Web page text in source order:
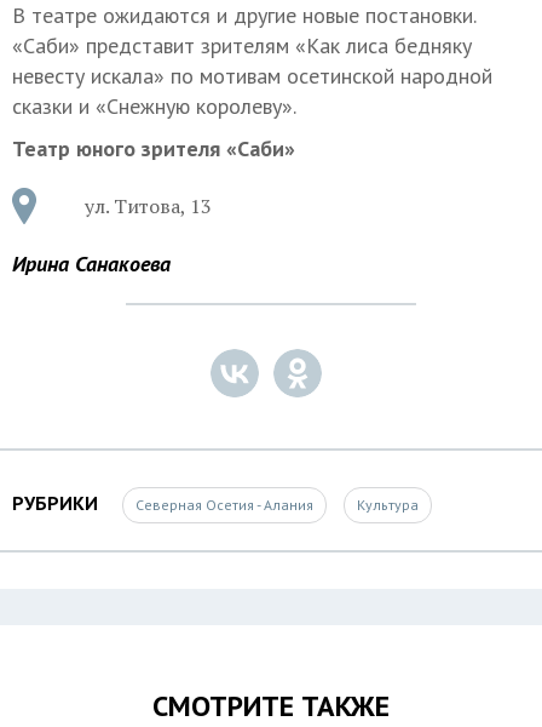
В театре ожидаются и другие новые постановки.
«Саби» представит зрителям «Как лиса бедняку
невесту искала» по мотивам осетинской народной
сказки и «Снежную королеву».
Театр юного зрителя «Саби»
ул. Титова, 13
Ирина Санакоева
РУБРИКИ Северная Осетия - Алания Культура
СМОТРИТЕ ТАКЖЕ